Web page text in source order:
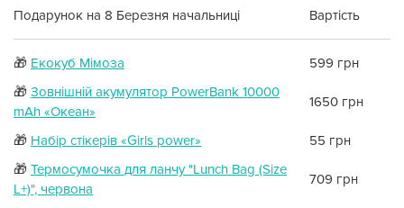
Подарунок на 8 Березня начальниці Вартість
🎁 Екокуб Мімоза
599 грн
🎁 Зовнішній акумулятор PowerBank 10000
mAh «Океан»
1650 грн
🎁 Набір стікерів «Girls power»
55 грн
🎁 Термосумочка для ланчу "Lunch Bag (Size
L+)", червона
709 грн